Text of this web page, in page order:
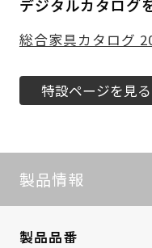
デジタルカタログ
総合家具カタログ
特設ページを見る
製品情報
製品品番